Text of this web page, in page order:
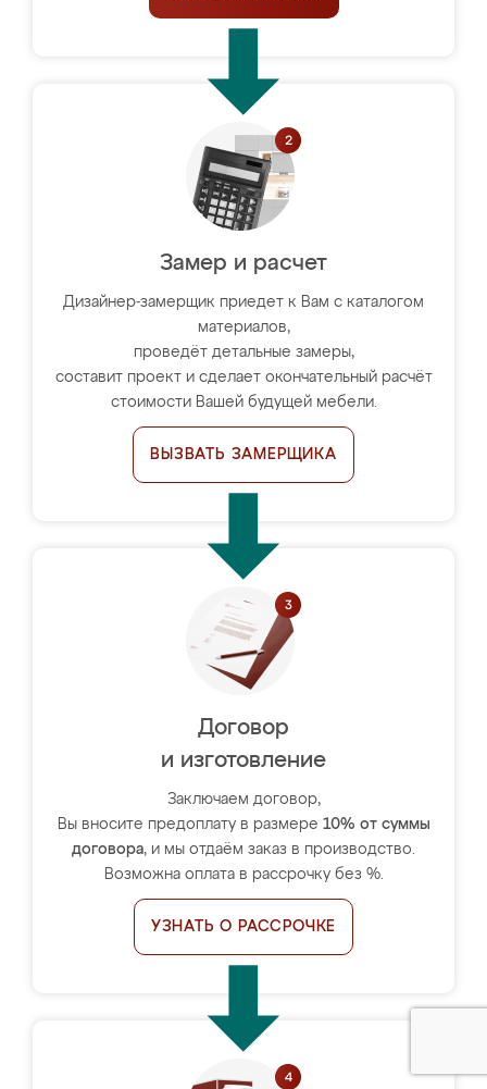
Замер и расчет
Дизайнер-замерщик приедет к Вам с каталогом
материалов,
проведёт детальные замеры,
составит проект и сделает окончательный расчёт
стоимости Вашей будущей мебели.
ВЫЗВАТЬ ЗАМЕРЩИКА
Договор
и изготовление
Заключаем договор,
Вы вносите предоплату в размере 10% от суммы
договора, и мы отдаём заказ в производство.
Возможна оплата в рассрочку без %.
УЗНАТЬ О РАССРОЧКЕ